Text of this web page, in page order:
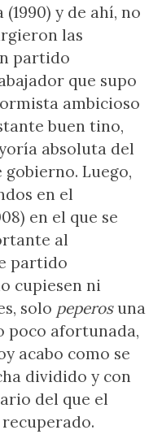
y de ahí, no
las
partido
que supo
ambicioso
buen tino,
absoluta del
Luego,
en el
en el que se
al
partido
cupiesen ni
solo peperosuna
poco afortunada,
acabo como se
dividido y con
del que el